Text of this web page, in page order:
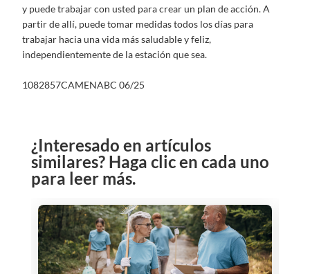
y puede trabajar con usted para crear un plan de acción. A
partir de allí, puede tomar medidas todos los días para
trabajar hacia una vida más saludable y feliz,
independientemente de la estación que sea.
1082857CAMENABC 06/25
¿Interesado en artículos
similares? Haga clic en cada uno
para leer más.